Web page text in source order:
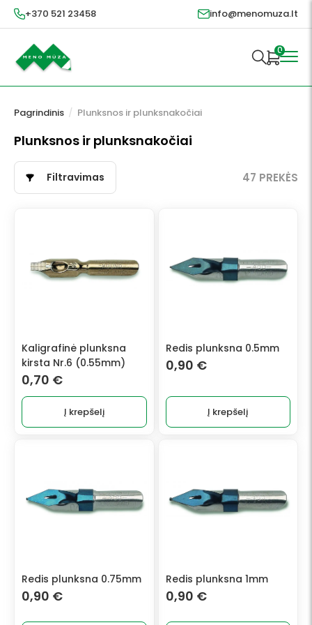
+370 521 23458 info@menomuza.lt
0
Pagrindinis / Plunksnos ir plunksnakočiai
Plunksnos ir plunksnakočiai
Filtravimas 47 PREKĖS
Kaligrafinė plunksna
kirsta Nr.6 (0.55mm)
0,70 €
Į krepšelį
Redis plunksna 0.5mm
0,90 €
Į krepšelį
Redis plunksna 0.75mm
0,90 €
Redis plunksna 1mm
0,90 €